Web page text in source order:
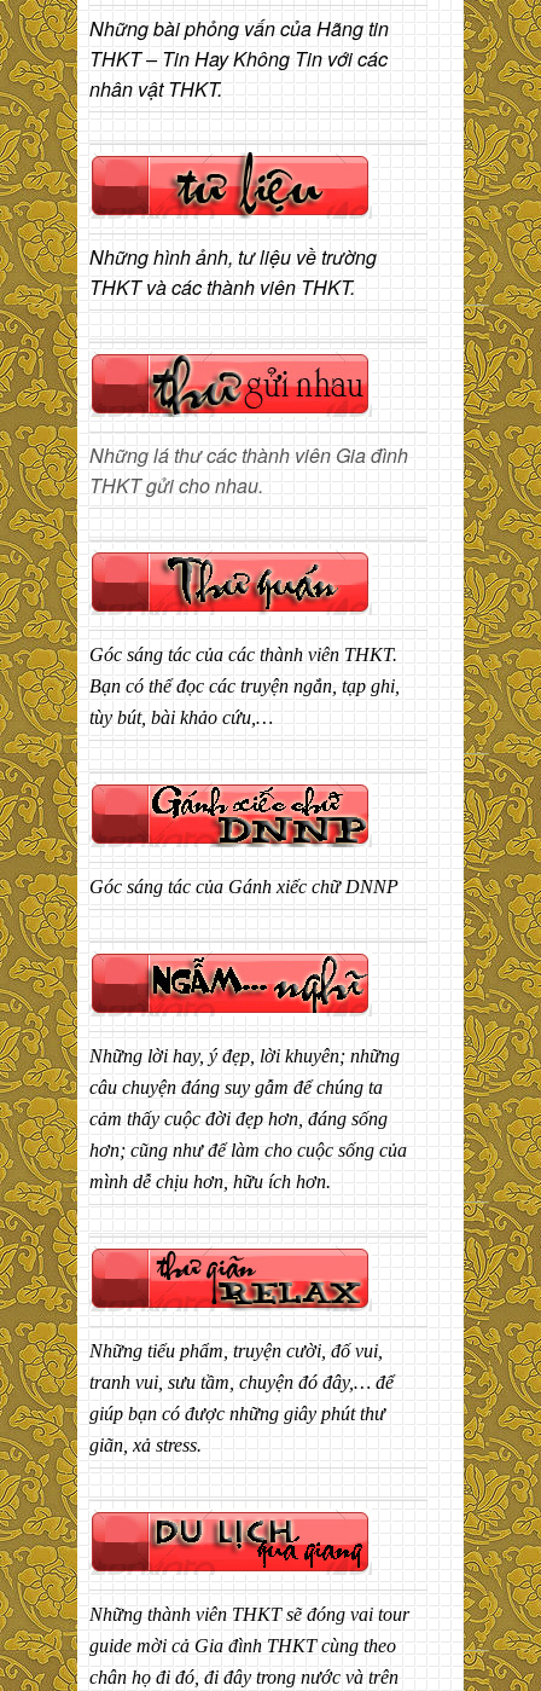
Những bài phỏng vấn của Hãng tin
THKT – Tin Hay Không Tin với các
nhân vật THKT.
Những hình ảnh, tư liệu về trường
THKT và các thành viên THKT.
Những lá thư các thành viên Gia đình
THKT gửi cho nhau.
Góc sáng tác của các thành viên THKT.
Bạn có thể đọc các truyện ngắn, tạp ghi,
tùy bút, bài khảo cứu,…
Góc sáng tác của Gánh xiếc chữ DNNP
Những lời hay, ý đẹp, lời khuyên; những
câu chuyện đáng suy gẫm để chúng ta
cảm thấy cuộc đời đẹp hơn, đáng sống
hơn; cũng như để làm cho cuộc sống của
mình dễ chịu hơn, hữu ích hơn.
Những tiểu phẩm, truyện cười, đố vui,
tranh vui, sưu tầm, chuyện đó đây,… để
giúp bạn có được những giây phút thư
giãn, xả stress.
Những thành viên THKT sẽ đóng vai tour
guide mời cả Gia đình THKT cùng theo
chân họ đi đó, đi đây trong nước và trên